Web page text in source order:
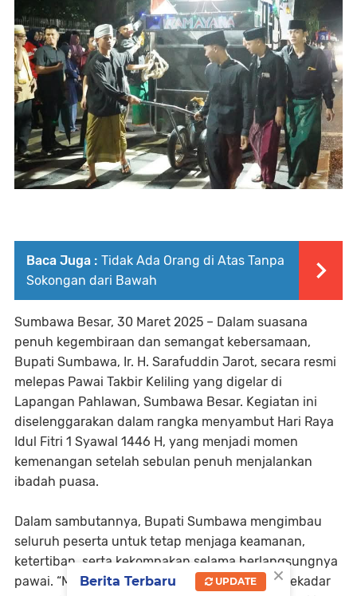
Baca Juga : Tidak Ada Orang di Atas Tanpa
Sokongan dari Bawah
Sumbawa Besar, 30 Maret 2025 – Dalam suasana
penuh kegembiraan dan semangat kebersamaan,
Bupati Sumbawa, Ir. H. Sarafuddin Jarot, secara resmi
melepas Pawai Takbir Keliling yang digelar di
Lapangan Pahlawan, Sumbawa Besar. Kegiatan ini
diselenggarakan dalam rangka menyambut Hari Raya
Idul Fitri 1 Syawal 1446 H, yang menjadi momen
kemenangan setelah sebulan penuh menjalankan
ibadah puasa.
Dalam sambutannya, Bupati Sumbawa mengimbau
seluruh peserta untuk tetap menjaga keamanan,
ketertiban, serta kekompakan selama berlangsungnya
pawai. “Momentum takbiran ini bukan hanya sekadar
×
Berita Terbaru UPDATE